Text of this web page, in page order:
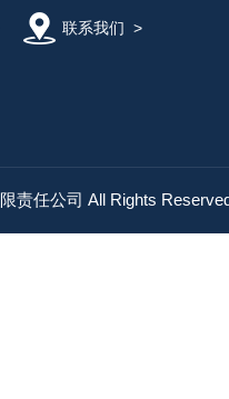
联系我们 >
责任公司 All Rights